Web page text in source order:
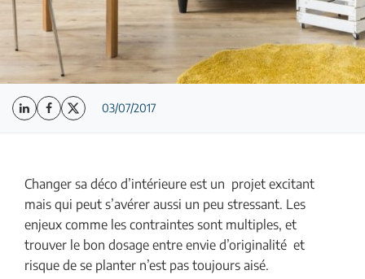
03/07/2017
Changer sa déco d’intérieure est un projet excitant
mais qui peut s’avérer aussi un peu stressant. Les
enjeux comme les contraintes sont multiples, et
trouver le bon dosage entre envie d’originalité et
risque de se planter n’est pas toujours aisé.